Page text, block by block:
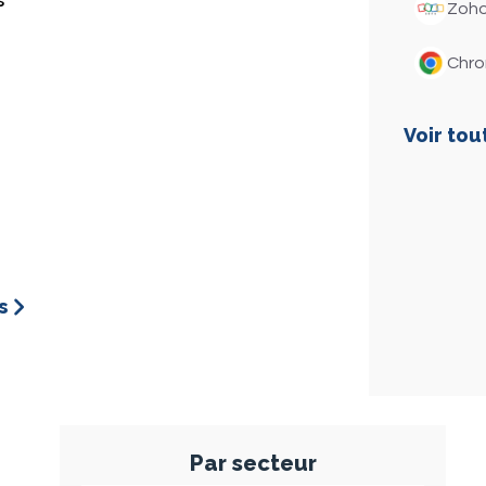
Voir
Par secteur
Approuvé par plus de 300 entreprises